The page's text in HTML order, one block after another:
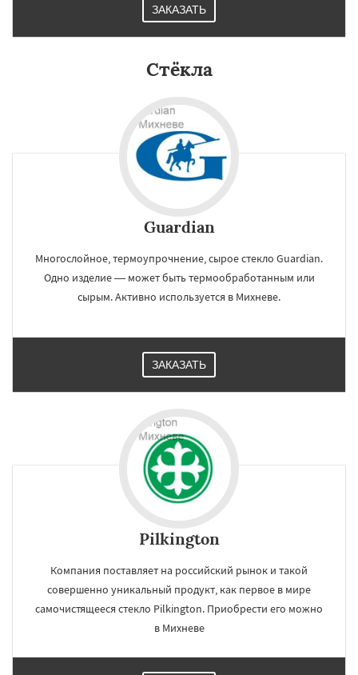
Некрасовское
Правдинский
Фосфоритный
Шаховская
ЗАКАЗАТЬ
Стёкла
Guardian
Многослойное, термоупрочнение, сырое стекло Guardian.
Одно изделие — может быть термообработанным или
сырым. Активно используется в Михневе.
ЗАКАЗАТЬ
Pilkington
Компания поставляет на российский рынок и такой
совершенно уникальный продукт, как первое в мире
самочистящееся стекло Pilkington. Приобрести его можно
в Михневе